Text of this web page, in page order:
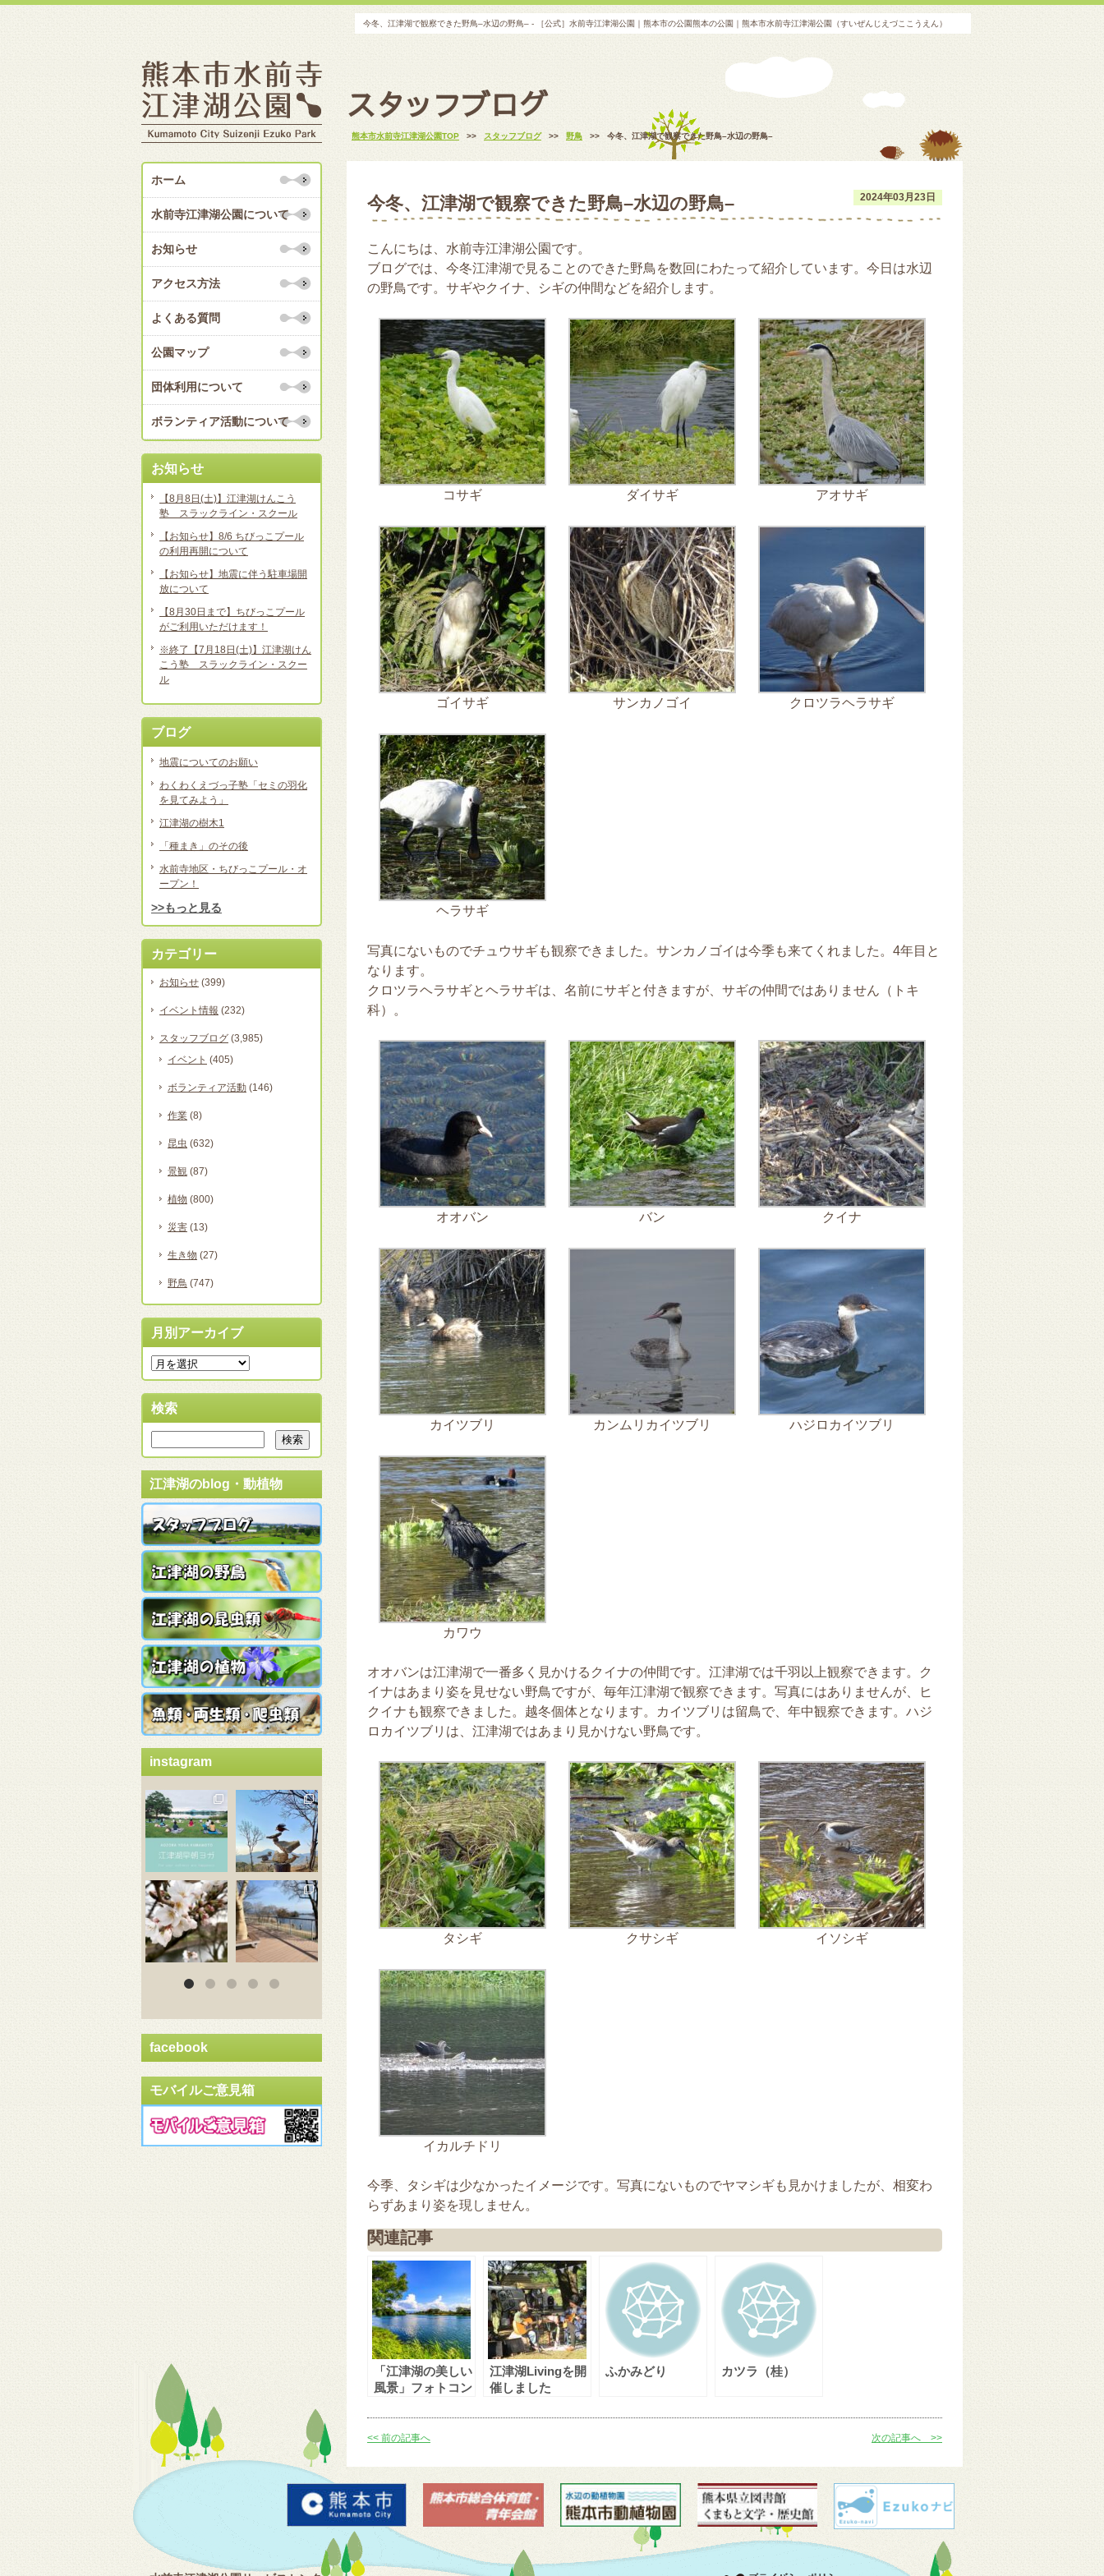
今冬、江津湖で観察できた野鳥–水辺の野鳥– - ［公式］水前寺江津湖公園｜熊本市の公園熊本の公園｜熊本市水前寺江津湖公園（すいぜんじえづここうえん）
スタッフブログ
熊本市水前寺江津湖公園TOP >> スタッフブログ >> 野鳥 >> 今冬、江津湖で観察できた野鳥–水辺の野鳥–
2024年03月23日
今冬、江津湖で観察できた野鳥–水辺の野鳥–
こんにちは、水前寺江津湖公園です。
ブログでは、今冬江津湖で見ることのできた野鳥を数回にわたって紹介しています。今日は水辺
の野鳥です。サギやクイナ、シギの仲間などを紹介します。
コサギ ダイサギ アオサギ
ゴイサギ サンカノゴイ クロツラヘラサギ
ヘラサギ
写真にないものでチュウサギも観察できました。サンカノゴイは今季も来てくれました。4年目と
なります。
クロツラヘラサギとヘラサギは、名前にサギと付きますが、サギの仲間ではありません（トキ
科）。
オオバン バン クイナ
カイツブリ カンムリカイツブリ ハジロカイツブリ
カワウ
オオバンは江津湖で一番多く見かけるクイナの仲間です。江津湖では千羽以上観察できます。ク
イナはあまり姿を見せない野鳥ですが、毎年江津湖で観察できます。写真にはありませんが、ヒ
クイナも観察できました。越冬個体となります。カイツブリは留鳥で、年中観察できます。ハジ
ロカイツブリは、江津湖ではあまり見かけない野鳥です。
タシギ クサシギ イソシギ
イカルチドリ
今季、タシギは少なかったイメージです。写真にないものでヤマシギも見かけましたが、相変わ
らずあまり姿を現しません。
関連記事
「江津湖の美しい
風景」フォトコン
期）結果発表
江津湖Livingを開
催しました
ふかみどり カツラ（桂）
<< 前の記事へ 次の記事へ >>
ホーム
水前寺江津湖公園について
お知らせ
アクセス方法
よくある質問
公園マップ
団体利用について
ボランティア活動について
お知らせ
【8月8日(土)】江津湖けんこう
塾 スラックライン・スクール
【お知らせ】8/6 ちびっこプール
の利用再開について
【お知らせ】地震に伴う駐車場開
放について
【8月30日まで】ちびっこプール
がご利用いただけます！
※終了【7月18日(土)】江津湖けん
こう塾 スラックライン・スクー
ル
ブログ
地震についてのお願い
わくわくえづっ子塾「セミの羽化
を見てみよう」
江津湖の樹木1
「種まき」のその後
水前寺地区・ちびっこプール・オ
ープン！
>>もっと見る
カテゴリー
お知らせ (399)
イベント情報 (232)
スタッフブログ (3,985)
イベント (405)
ボランティア活動 (146)
作業 (8)
昆虫 (632)
景観 (87)
植物 (800)
災害 (13)
生き物 (27)
野鳥 (747)
月別アーカイブ
検索
江津湖のblog・動植物
instagram
3月 20
3月 18
3月 18
3月 17
3月 17
3月 15
3月 14
3月 13
3月 13
3月 12
3月 12
3月 12
3月 11
3月 10
3月 10
3月 10
3月 10
facebook
モバイルご意見箱